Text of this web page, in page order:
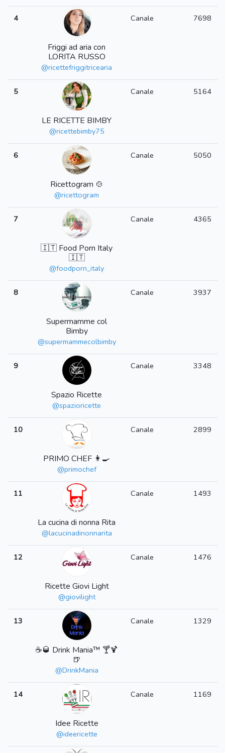
4
Friggi ad aria con
LORITA RUSSO
@ricettefriggitricearia
Canale 7698
5
LE RICETTE BIMBY
@ricettebimby75
Canale 5164
6
Ricettogram 🍲
@ricettogram
Canale 5050
7
🇮🇹 Food Porn Italy
🇮🇹
@foodporn_italy
Canale 4365
8
Supermamme col
Bimby
@supermammecolbimby
Canale 3937
9
Spazio Ricette
@spazioricette
Canale 3348
10
PRIMO CHEF 👩‍🍳
@primochef
Canale 2899
11
La cucina di nonna Rita
@lacucinadinonnarita
Canale 1493
12
Ricette Giovi Light
@giovilight
Canale 1476
13
☕️🥃 Drink Mania™️ 🍸🍹
🍺
@DrinkMania
Canale 1329
14
Idee Ricette
@ideericette
Canale 1169